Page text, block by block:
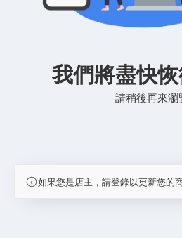
我們將盡快恢
請稍後再來瀏
如果您是店主，請登錄以更新您的商